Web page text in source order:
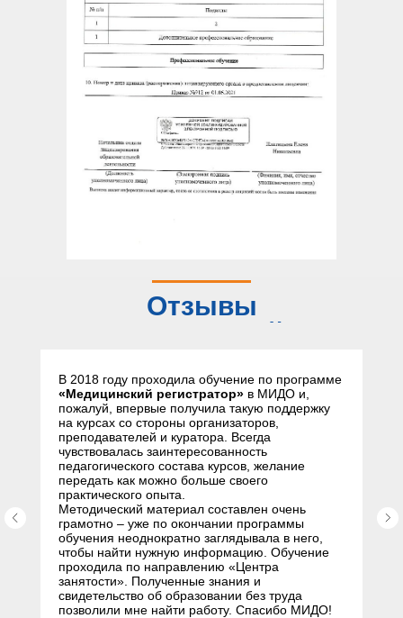
Отзывы
слушателей
В 2018 году проходила обучение по программе
«Медицинский регистратор» в МИДО и,
пожалуй, впервые получила такую поддержку
на курсах со стороны организаторов,
преподавателей и куратора. Всегда
чувствовалась заинтересованность
педагогического состава курсов, желание
передать как можно больше своего
практического опыта.
Методический материал составлен очень
грамотно – уже по окончании программы
обучения неоднократно заглядывала в него,
чтобы найти нужную информацию. Обучение
проходила по направлению «Центра
занятости». Полученные знания и
свидетельство об образовании без труда
позволили мне найти работу. Спасибо МИДО!